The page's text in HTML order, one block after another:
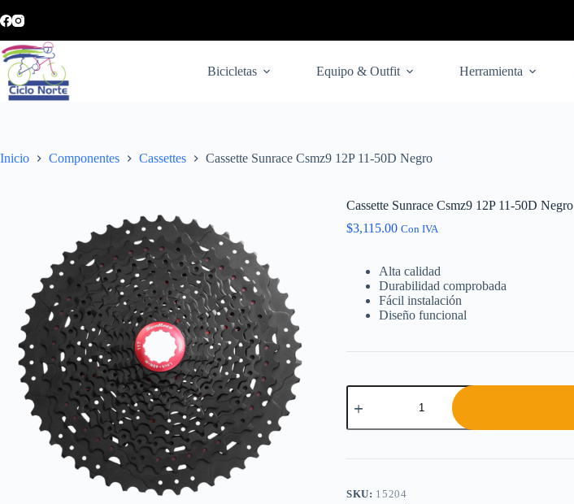
Bicicletas Equipo & Outfit Herramienta
Inicio Componentes Cassettes Cassette Sunrace Csmz9 12P 11-50D Negro
Cassette Sunrace Csmz9 12P 11-50D Negro
$3,115.00 Con IVA
Alta calidad
Durabilidad comprobada
Fácil instalación
Diseño funcional
SKU: 15204